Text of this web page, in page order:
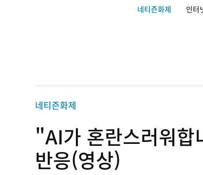
네티즌화제 인터
네티즌화제
"AI가 혼란스러워합
반응(영상)